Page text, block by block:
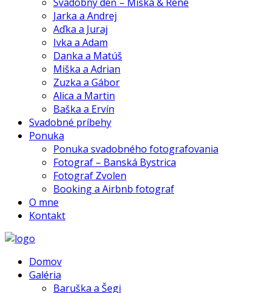
Jarka a Andrej
Aďka a Juraj
Ivka a Adam
Danka a Matúš
Miška a Adrian
Zuzka a Gábor
Alica a Martin
Baška a Ervín
Svadobné príbehy
Ponuka
Ponuka svadobného fotografovania
Fotograf – Banská Bystrica
Fotograf Zvolen
Booking a Airbnb fotograf
O mne
Kontakt
Domov
Galéria
Baruška a Šegi